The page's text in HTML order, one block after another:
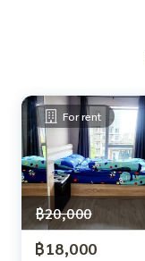
For rent
฿20,000
฿18,000